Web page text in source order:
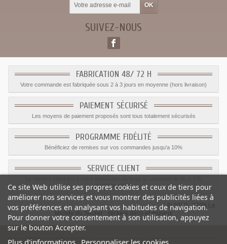
SUIVEZ-NOUS
FABRICATION 48/ 72 H
Votre commande est fabriquée sous 2 à 3 jours en moyenne (hors livraison)
PAIEMENT SÉCURISÉ
Les moyens de paiement proposés sont tous totalement sécurisés
PROGRAMME FIDÉLITÉ
Bénéficiez de remises sur vos commandes jusqu'a 10%
SERVICE CLIENT
09.82.28.47.69.
© 2012 - 2026 Le
Monde du Sticker :
stickers déco et muraux
Ce site Web utilise ses propres cookies et ceux de tiers pour
améliorer nos services et vous montrer des publicités liées à
vos préférences en analysant vos habitudes de navigation.
Pour donner votre consentement à son utilisation, appuyez
sur le bouton Accepter.
Plus d'informations Personnaliser les cookies